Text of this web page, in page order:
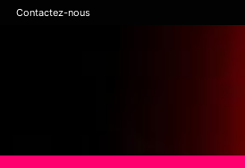
Contactez-nous